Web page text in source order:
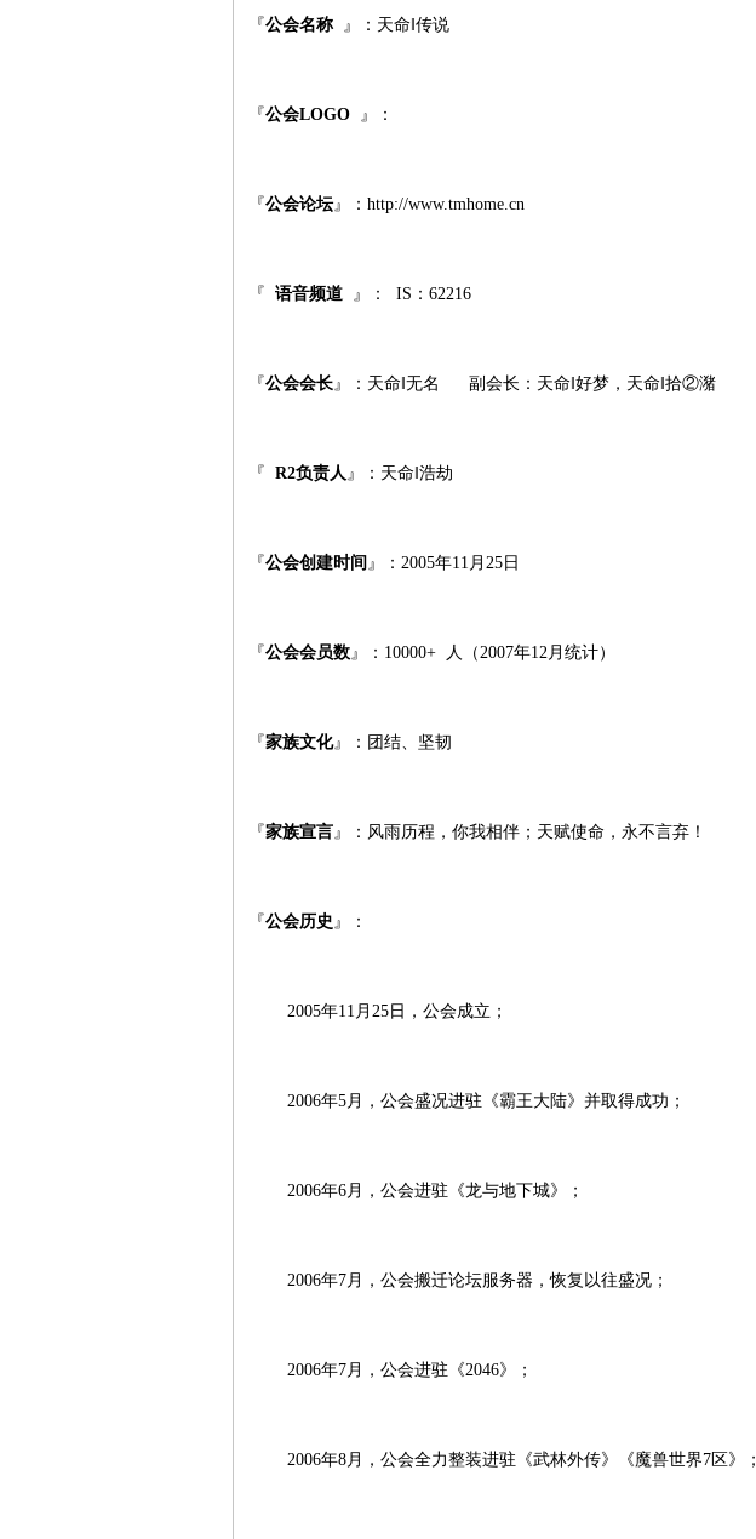
『公会名称 』：天命‖传说
『公会LOGO 』：
『公会论坛』：http://www.tmhome.cn
『 语音频道 』： IS：62216
『公会会长』：天命‖无名 副会长：天命‖好梦，天命‖拾②潴
『 R2负责人』：天命‖浩劫
『公会创建时间 』：2005年11月25日
『公会会员数』：10000+ 人（2007年12月统计）
『家族文化』：团结、坚韧
『家族宣言』：风雨历程，你我相伴；天赋使命，永不言弃！
『公会历史』：
2005年11月25日，公会成立；
2006年5月，公会盛况进驻《霸王大陆》并取得成功；
2006年6月，公会进驻《龙与地下城》；
2006年7月，公会搬迁论坛服务器，恢复以往盛况；
2006年7月，公会进驻《2046》；
2006年8月，公会全力整装进驻《武林外传》《魔兽世界7区》；